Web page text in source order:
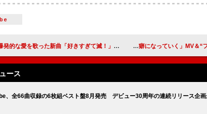
的な愛を歌った新曲「好きすぎて滅！」配信リリース ジェニーハイ、新曲「あの夏が癖になっ
ース
、全66曲収録の6枚組ベスト盤8月発売 デビュー30周年の連続リリース企画